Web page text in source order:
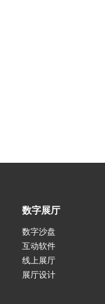
数字展厅
数字沙盘
互动软件
线上展厅
展厅设计